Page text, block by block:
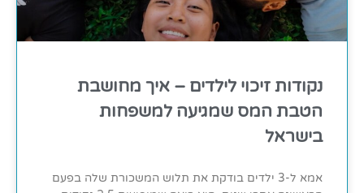
נקודות זיכוי לילדים – איך מחושבת
הטבת המס שמגיעה למשפחות
בישראל
אמא ל-3 ילדים בודקת את תלוש המשכורת שלה בפעם